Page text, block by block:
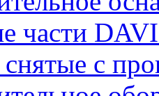
части
с